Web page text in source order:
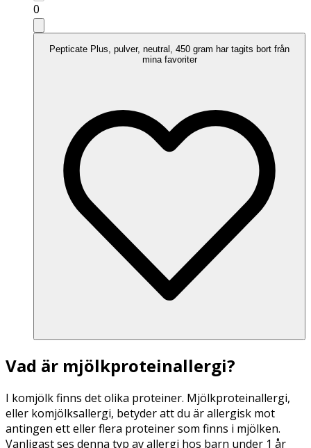
0
Pepticate Plus, pulver, neutral, 450 gram har tagits bort från
mina favoriter
Vad är mjölkproteinallergi?
I komjölk finns det olika proteiner. Mjölkproteinallergi,
eller komjölksallergi, betyder att du är allergisk mot
antingen ett eller flera proteiner som finns i mjölken.
Vanligast ses denna typ av allergi hos barn under 1 år